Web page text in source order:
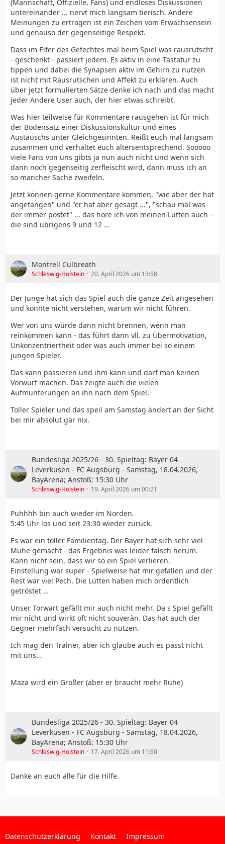
(Mannschaft, Offizielle, Fans) und endloses Diskussionen
untereinander ... nervt mich langsam tierisch. Andere
Meinungen zu ertragen ist ein Zeichen vom Erwachsensein
und genauso der gegenseitige Respekt.
Dass im Eifer des Gefechtes mal beim Spiel was rausrutscht
- geschenkt - passiert jedem. Es aktiv in eine Tastatur zu
tippen und dabei die Synapsen aktiv im Gehirn zu nutzen
ist nicht mit Rausrutschen und Affekt zu erklären. Auch
über jetzt formulierten Sätze denke ich nach und das macht
jeder Andere User auch, der hier etwas schreibt.
Was hier teilweise für Kommentare rausgehen ist für mich
der Bodensatz einer Diskussionskultur und eines
Austauschs unter Gleichgesinnten. Reißt euch mal langsam
zusammen und verhaltet euch altersentsprechend. Sooooo
viele Fans von uns gibts ja nun auch nicht und wenn sich
dann noch gegenseitig zerfleischt wird, dann muss ich an
so mancher Sache zweifeln.
Jetzt können gerne Kommentare kommen, "wie aber der hat
angefangen" und "er hat aber gesagt ...", "schau mal was
der immer postet" ... das höre ich von meinen Lütten auch -
die sind übrigens 9 und 12 ...
Montrell Culbreath
Schleswig-Holstein 20. April 2026 um 13:58
Der Junge hat sich das Spiel auch die ganze Zeit angesehen
und konnte nicht verstehen, warum wir nicht führen.
Wer von uns würde dann nicht brennen, wenn man
reinkommen kann - das führt dann vll. zu Übermotivation,
Unkonzentriertheit oder was auch immer bei so einem
jungen Spieler.
Das kann passieren und ihm kann und darf man keinen
Vorwurf machen. Das zeigte auch die vielen
Aufmunterungen an ihn nach dem Spiel.
Toller Spieler und das speil am Samstag ändert an der Sicht
bei mir absolut gar nix.
Bundesliga 2025/26 - 30. Spieltag: Bayer 04
Leverkusen - FC Augsburg - Samstag, 18.04.2026,
BayArena; Anstoß: 15:30 Uhr
Schleswig-Holstein 19. April 2026 um 00:21
Puhhhh bin auch wieder im Norden.
5:45 Uhr los und seit 23:30 wieder zurück.
Es war ein toller Familientag. Der Bayer hat sich sehr viel
Mühe gemacht - das Ergebnis was leider falsch herum.
Kann nicht sein, dass wir so ein Spiel verlieren.
Einstellung war super - Spielweise hat mir gefallen und der
Rest war viel Pech. Die Lütten haben mich ordentlich
getröstet …
Unser Torwart gefällt mir auch nicht mehr. Da s Spiel gefällt
mir nicht und wirkt oft nicht souverän. Das hat auch der
Gegner mehrfach versucht zu nutzen.
Ich mag den Trainer, aber ich glaube auch es passt nicht
mit uns…
Maza wird ein Großer (aber er braucht mehr Ruhe)
Bundesliga 2025/26 - 30. Spieltag: Bayer 04
Leverkusen - FC Augsburg - Samstag, 18.04.2026,
BayArena; Anstoß: 15:30 Uhr
Schleswig-Holstein 17. April 2026 um 11:50
Danke an euch alle für die Hilfe.
Datenschutzerklärung Kontakt Impressum